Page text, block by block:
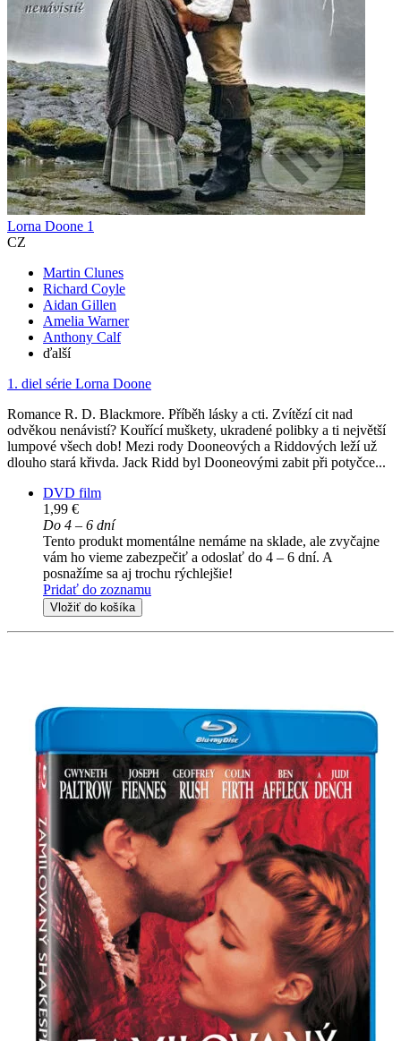
Lorna Doone 1
CZ
Martin Clunes
Richard Coyle
Aidan Gillen
Amelia Warner
Anthony Calf
ďalší
1. diel série Lorna Doone
Romance R. D. Blackmore. Příběh lásky a cti. Zvítězí cit nad
odvěkou nenávistí? Kouřící muškety, ukradené polibky a ti největší
lumpové všech dob! Mezi rody Dooneových a Riddových leží už
dlouho stará křivda. Jack Ridd byl Dooneovými zabit při potyčce...
DVD film
1,99 €
Do 4 – 6 dní
Tento produkt momentálne nemáme na sklade, ale zvyčajne
vám ho vieme zabezpečiť a odoslať do 4 – 6 dní. A
posnažíme sa aj trochu rýchlejšie!
Pridať do zoznamu
Vložiť do košíka